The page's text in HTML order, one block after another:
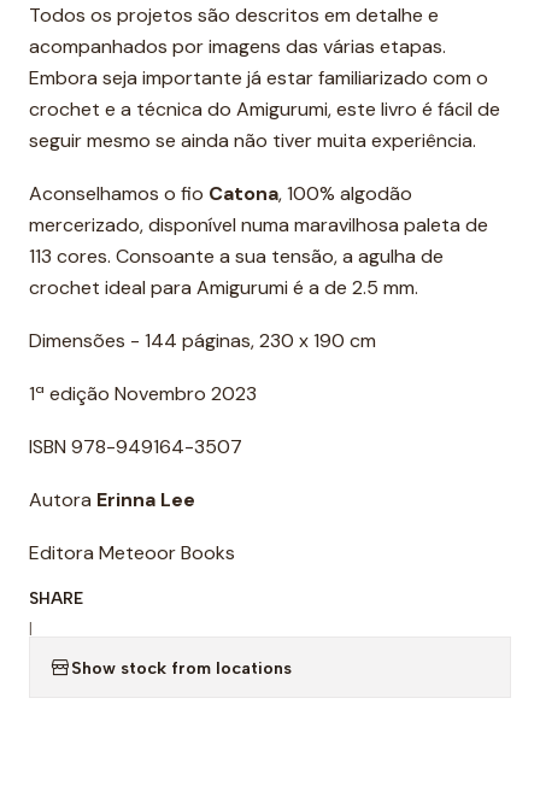
Todos os projetos são descritos em detalhe e
acompanhados por imagens das várias etapas.
Embora seja importante já estar familiarizado com o
crochet e a técnica do Amigurumi, este livro é fácil de
seguir mesmo se ainda não tiver muita experiência.
Aconselhamos o fio Catona, 100% algodão
mercerizado, disponível numa maravilhosa paleta de
113 cores. Consoante a sua tensão, a agulha de
crochet ideal para Amigurumi é a de 2.5 mm.
Dimensões - 144 páginas, 230 x 190 cm
1ª edição Novembro 2023
ISBN 978-949164-3507
Autora Erinna Lee
Editora Meteoor Books
SHARE
|
Show stock from locations